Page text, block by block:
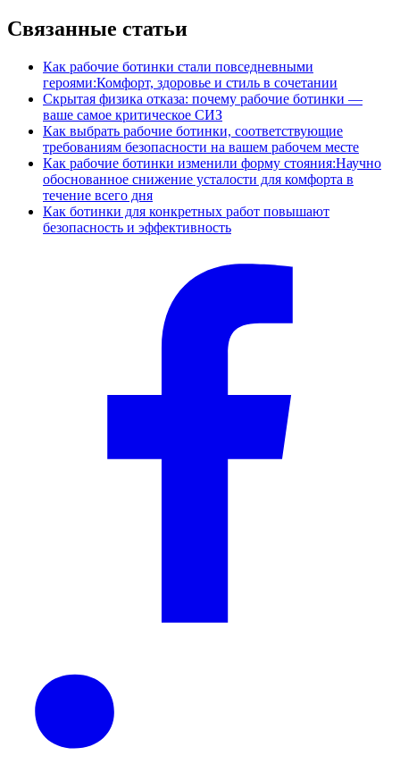
Связанные статьи
Как рабочие ботинки стали повседневными
героями:Комфорт, здоровье и стиль в сочетании
Скрытая физика отказа: почему рабочие ботинки —
ваше самое критическое СИЗ
Как выбрать рабочие ботинки, соответствующие
требованиям безопасности на вашем рабочем месте
Как рабочие ботинки изменили форму стояния:Научно
обоснованное снижение усталости для комфорта в
течение всего дня
Как ботинки для конкретных работ повышают
безопасность и эффективность